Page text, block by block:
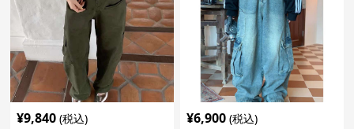
¥9,840 (税込) ¥6,900 (税込)